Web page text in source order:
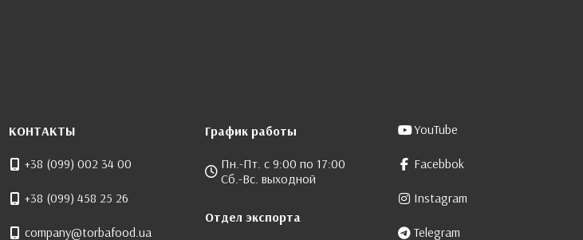
КОНТАКТЫ
+38 (099) 002 34 00
+38 (099) 458 25 26
company@torbafood.ua
График работы
Пн.-Пт. с 9:00 по 17:00
Сб.-Вс. выходной
Отдел экспорта
YouTube
Facebbok
Instagram
Telegram